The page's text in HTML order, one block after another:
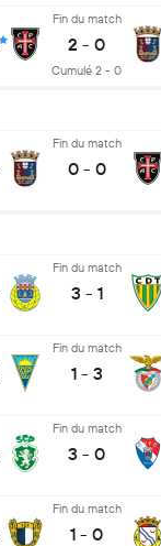
Fin du match
2 - 0
Cumulé 2 - 0
Fin du match
0 - 0
Fin du match
3 - 1
Fin du match
1 - 3
Fin du match
3 - 0
Fin du match
1 - 0